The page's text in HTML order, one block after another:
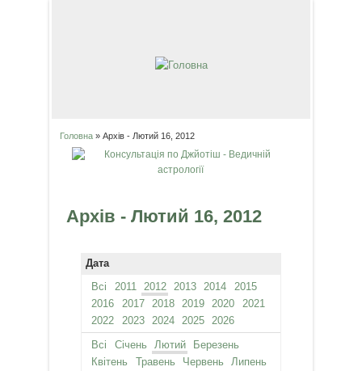
Ви є тут
Головна» Архів - Лютий 16, 2012
Архів - Лютий 16, 2012
Дата
Всі
2011 2012 2013 2014
2015
2016
2017 2018 2019 2020
2021
2022
2023 2024 2025
2026
Всі
Січень Лютий
Березень
Квітень
Травень Червень
Липень